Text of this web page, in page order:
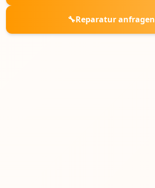
🔧Reparatur anfragen